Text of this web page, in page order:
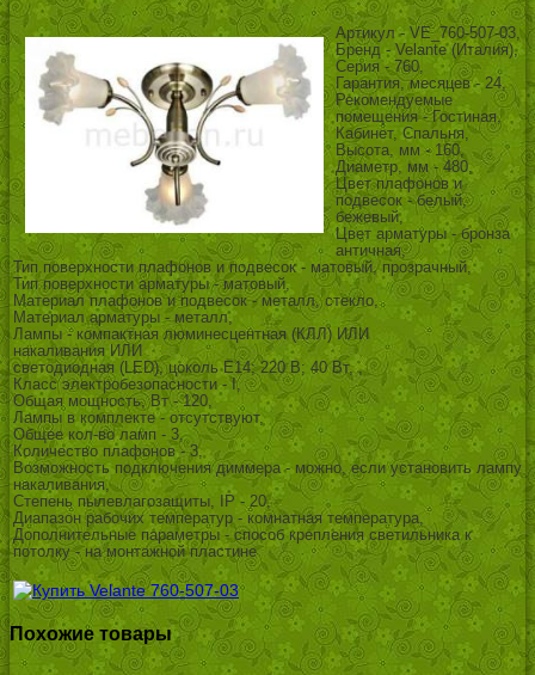
Артикул - VE_760-507-03,
Бренд - Velante (Италия),
Серия - 760,
Гарантия, месяцев - 24,
Рекомендуемые
помещения - Гостиная,
Кабинет, Спальня,
Высота, мм - 160,
Диаметр, мм - 480,
Цвет плафонов и
подвесок - белый,
бежевый,
Цвет арматуры - бронза
античная,
Тип поверхности плафонов и подвесок - матовый, прозрачный,
Тип поверхности арматуры - матовый,
Материал плафонов и подвесок - металл, стекло,
Материал арматуры - металл,
Лампы - компактная люминесцентная (КЛЛ) ИЛИ
накаливания ИЛИ
светодиодная (LED), цоколь E14; 220 В; 40 Вт, ,
Класс электробезопасности - I,
Общая мощность, Вт - 120,
Лампы в комплекте - отсутствуют,
Общее кол-во ламп - 3,
Количество плафонов - 3,
Возможность подключения диммера - можно, если установить лампу
накаливания,
Степень пылевлагозащиты, IP - 20,
Диапазон рабочих температур - комнатная температура,
Дополнительные параметры - способ крепления светильника к
потолку - на монтажной пластине
Похожие товары